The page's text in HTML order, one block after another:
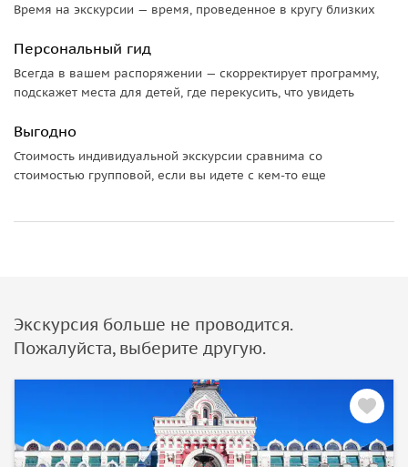
Время на экскурсии — время, проведенное в кругу близких
Персональный гид
Всегда в вашем распоряжении — скорректирует программу,
подскажет места для детей, где перекусить, что увидеть
Выгодно
Стоимость индивидуальной экскурсии сравнима со
стоимостью групповой, если вы идете с кем-то еще
Экскурсия больше не проводится.
Пожалуйста, выберите другую.